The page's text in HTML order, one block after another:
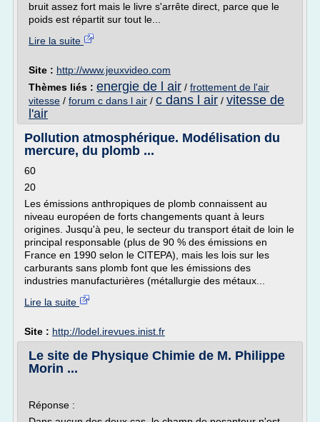
bruit assez fort mais le livre s'arrête direct, parce que le
poids est répartit sur tout le...
Lire la suite
Site : http://www.jeuxvideo.com
Thèmes liés : energie de l air / frottement de l'air
vitesse / forum c dans l air / c dans l air / vitesse de
l'air
Pollution atmosphérique. Modélisation du
mercure, du plomb ...
60
20
Les émissions anthropiques de plomb connaissent au
niveau européen de forts changements quant à leurs
origines. Jusqu'à peu, le secteur du transport était de loin le
principal responsable (plus de 90 % des émissions en
France en 1990 selon le CITEPA), mais les lois sur les
carburants sans plomb font que les émissions des
industries manufacturières (métallurgie des métaux...
Lire la suite
Site : http://lodel.irevues.inist.fr
Le site de Physique Chimie de M. Philippe
Morin ...
Réponse :